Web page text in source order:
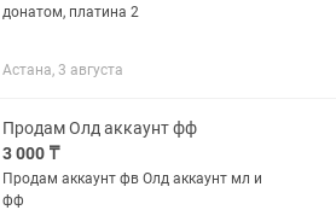
донатом, платина 2
Астана, 3 августа
Продам Олд аккаунт фф
3 000 ₸
Продам аккаунт фв Олд аккаунт мл и
фф